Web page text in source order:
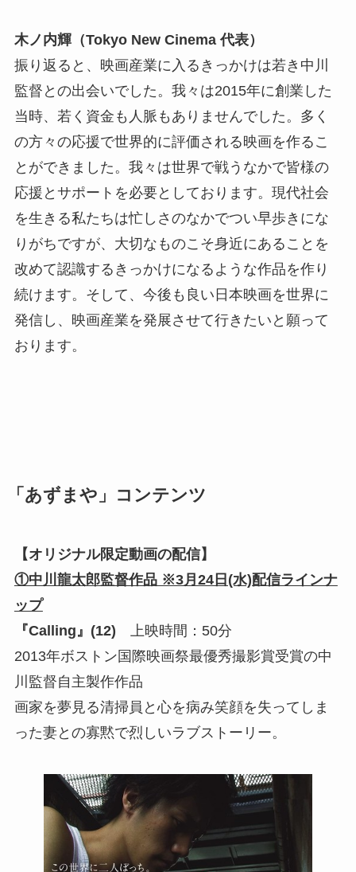
木ノ内輝（Tokyo New Cinema 代表）
振り返ると、映画産業に入るきっかけは若き中川
監督との出会いでした。我々は2015年に創業した
当時、若く資金も人脈もありませんでした。多く
の方々の応援で世界的に評価される映画を作るこ
とができました。我々は世界で戦うなかで皆様の
応援とサポートを必要としております。現代社会
を生きる私たちは忙しさのなかでつい早歩きにな
りがちですが、大切なものこそ身近にあることを
改めて認識するきっかけになるような作品を作り
続けます。そして、今後も良い日本映画を世界に
発信し、映画産業を発展させて行きたいと願って
おります。
「あずまや」コンテンツ
【オリジナル限定動画の配信】
①中川龍太郎監督作品 ※3月24日(水)配信ラインナ
ップ
『Calling』(12)
上映時間：50分
2013年ボストン国際映画祭最優秀撮影賞受賞の中
川監督自主製作作品
画家を夢見る清掃員と心を病み笑顔を失ってしま
った妻との寡黙で烈しいラブストーリー。